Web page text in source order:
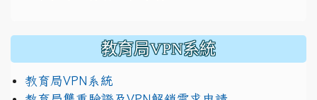
教育局VPN系統
教育局VPN系統